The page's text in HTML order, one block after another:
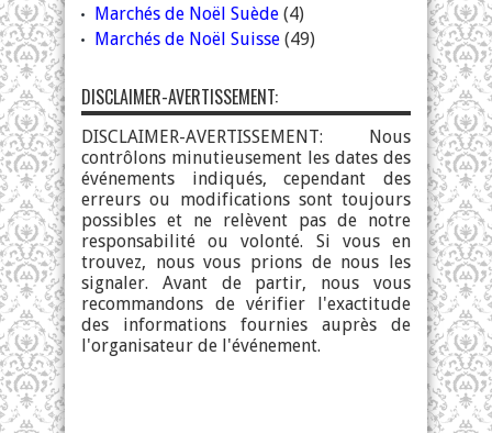
Marchés de Noël Suède (4)
Marchés de Noël Suisse (49)
DISCLAIMER-AVERTISSEMENT:
DISCLAIMER-AVERTISSEMENT: Nous
contrôlons minutieusement les dates des
événements indiqués, cependant des
erreurs ou modifications sont toujours
possibles et ne relèvent pas de notre
responsabilité ou volonté. Si vous en
trouvez, nous vous prions de nous les
signaler. Avant de partir, nous vous
recommandons de vérifier l'exactitude
des informations fournies auprès de
l'organisateur de l'événement.